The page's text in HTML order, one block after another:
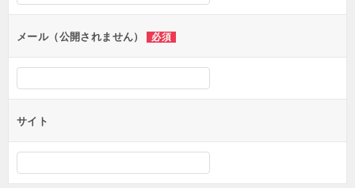
メール（公開されません） 必須
サイト